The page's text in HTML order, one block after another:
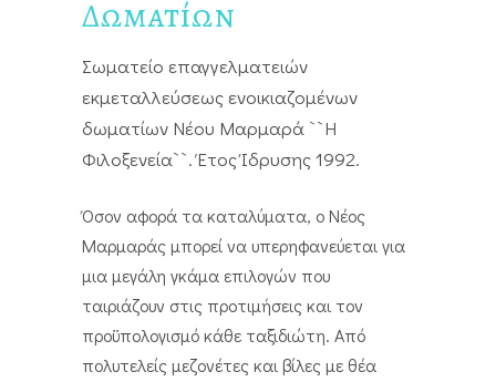
Δωματίων
Σωματείο επαγγελματειών
εκμεταλλεύσεως ενοικιαζομένων
δωματίων Νέου Μαρμαρά ``Η
Φιλοξενεία``. Έτος Ίδρυσης 1992.
Όσον αφορά τα καταλύματα, ο Νέος
Μαρμαράς μπορεί να υπερηφανεύεται για
μια μεγάλη γκάμα επιλογών που
ταιριάζουν στις προτιμήσεις και τον
προϋπολογισμό κάθε ταξιδιώτη. Από
πολυτελείς μεζονέτες και βίλες με θέα